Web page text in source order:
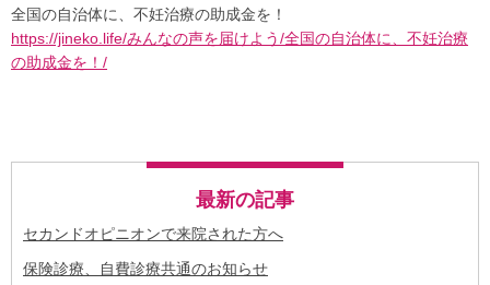
全国の自治体に、不妊治療の助成金を！
https://jineko.life/みんなの声を届けよう/全国の自治体に、不妊治療
の助成金を！/
最新の記事
セカンドオピニオンで来院された方へ
保険診療、自費診療共通のお知らせ